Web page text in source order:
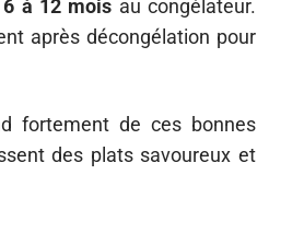
6 à 12 mois au congélateur.
après décongélation pour
fortement de ces bonnes
des plats savoureux et